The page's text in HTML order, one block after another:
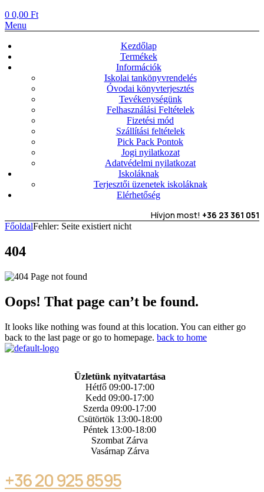
0 0,00 Ft
Menu
Kezdőlap
Termékek
Információk
Iskolai tankönyvrendelés
Óvodai könyvterjesztés
Tevékenységünk
Felhasználási Feltételek
Fizetési mód
Szállítási feltételek
Pick Pack Pontok
Jogi nyilatkozat
Adatvédelmi nyilatkozat
Iskoláknak
Terjesztői üzenetek iskoláknak
Elérhetőség
Hívjon most! +36 23 361 051
FőoldalFehler: Seite existiert nicht
404
Oops! That page can’t be found.
It looks like nothing was found at this location. You can either go
back to the last page or go to homepage. back to home
Üzletünk nyitvatartása
Hétfő 09:00-17:00
Kedd 09:00-17:00
Szerda 09:00-17:00
Csütörtök 13:00-18:00
Péntek 13:00-18:00
Szombat Zárva
Vasárnap Zárva
+36 20 925 8595